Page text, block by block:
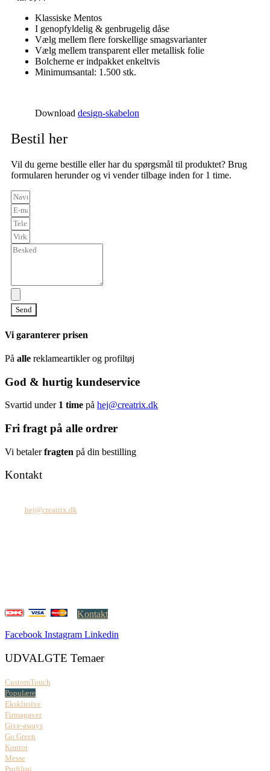
Klassiske Mentos
I genopfyldelig & genbrugelig dåse
Vælg mellem flere forskellige smagsvarianter
Vælg mellem transparent eller metallisk folie
Bolcherne er indpakket enkeltvis
Minimumsantal: 1.500 stk.
Download design-skabelon
Bestil her
Vil du gerne bestille eller har du spørgsmål til produktet? Brug
formularen herunder og vi vender tilbage inden for 1 time.
Send
Vi garanterer prisen
På alle reklameartikler og profiltøj
God & hurtig kundeservice
Svartid under 1 time på hej@creatrix.dk
Fri fragt på alle ordrer
Vi betalerfragten på din bestilling
Kontakt
hej@creatrix.dk
Kontakt
Facebook Instagram Linkedin
UDVALGTE Temaer
CustomTouch
Populære
Eksklusive
Firmagaver
Give-aways
Go Green
Kontor
Messe
Profiltøj